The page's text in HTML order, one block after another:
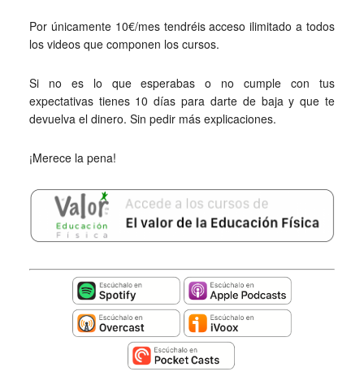
Por únicamente 10€/mes tendréis acceso ilimitado a todos
los videos que componen los cursos.
Si no es lo que esperabas o no cumple con tus
expectativas tienes 10 días para darte de baja y que te
devuelva el dinero. Sin pedir más explicaciones.
¡Merece la pena!